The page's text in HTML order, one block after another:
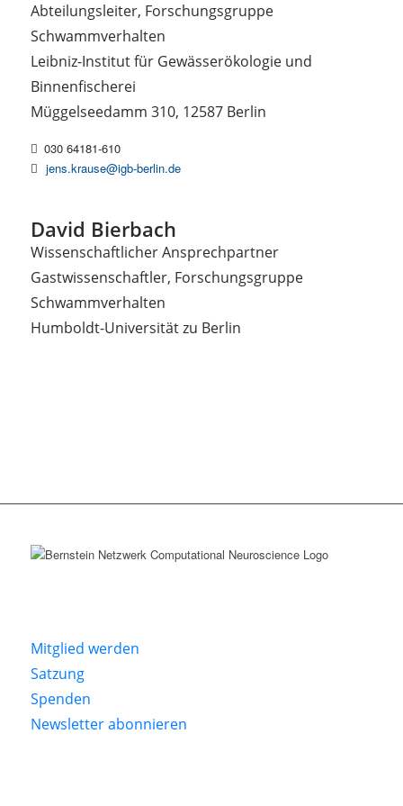
Abteilungsleiter, Forschungsgruppe
Schwammverhalten
Leibniz-Institut für Gewässerökologie und
Binnenfischerei
Müggelseedamm 310, 12587 Berlin
030 64181-610
jens.krause@igb-berlin.de
David Bierbach
Wissenschaftlicher Ansprechpartner
Gastwissenschaftler, Forschungsgruppe
Schwammverhalten
Humboldt-Universität zu Berlin
Mitglied werden
Satzung
Spenden
Newsletter abonnieren